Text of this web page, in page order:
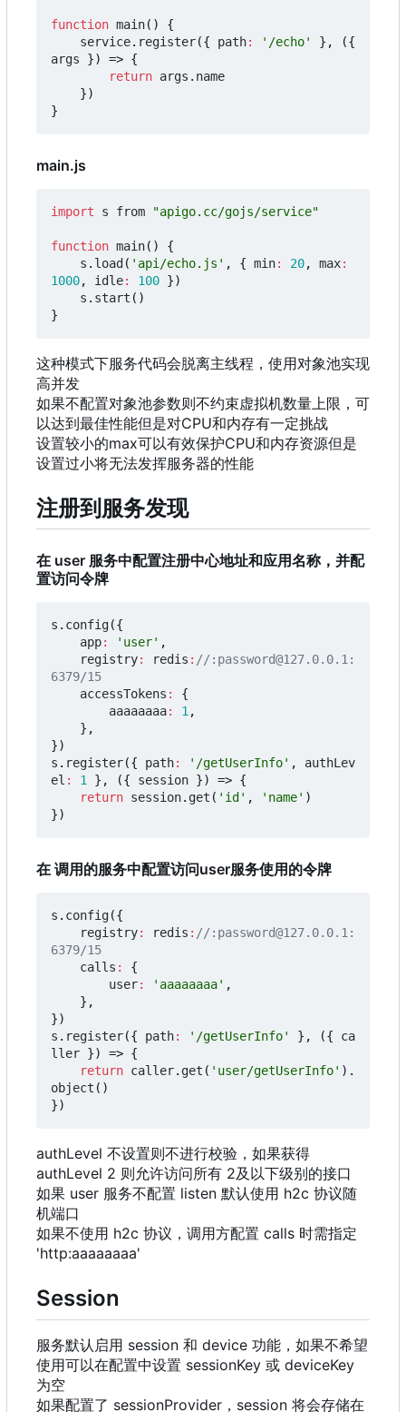
function main()
{
service. register({ path: '/echo' },
({
args
}) => {
return args . name
})
}
main.js
import s from "apigo.cc/gojs/service"
function main()
{
s . load ( 'api/echo.js' , { min: 20, max:
1000, idle: 100 })
s . start ()
}
这种模式下服务代码会脱离主线程，使用对象池实现
高并发
如果不配置对象池参数则不约束虚拟机数量上限 ， 可
以达到最佳性能但是对CPU和内存有一定挑战
设置较小的max可以有效保护CPU和内存资源但是
设置过小将无法发挥服务器的性能
注册到服务发现
在 user 服务中配置注册中心地址和应用名称，并配
置访问令牌
s . config({
app: 'user' ,
registry: redis : //:password@127.0.0.1:
accessTokens :
{
aaaaaaaa: 1,
},
})
s . register({ path: '/getUserInfo' ,
authLev
el : 1 }, ({ session }) => {
return session. get ( 'id' , 'name' )
})
在 调用的服务中配置访问user服务使用的令牌
s . config({
registry: redis : //:password@127.0.0.1:
calls :
{
user: 'aaaaaaaa' ,
},
})
s . register({ path: '/getUserInfo' }, ({
ca
ller }) => {
return caller. get ( 'user/getUserInfo' ).
object ()
})
authLevel 不设置则不进行校验，如果获得
authLevel 2 则允许访问所有 2及以下级别的接口
如果 user 服务不配置 listen 默认使用 h2c 协议随
机端口
如果不使用 h2c 协议，调用方配置 calls 时需指定
'http:aaaaaaaa'
Session
服务默认启用 session 和 device 功能，如果不希望
使用可以在配置中设置 sessionKey 或 deviceKey
为空
如果配置了 sessionProvider ， session 将会存储在